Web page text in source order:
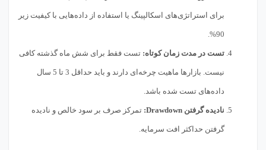
برای استراتژی‌های اسکالپینگ یا استفاده از داده‌هایی با کیفیت زیر
90%.
تست در مدت زمان کوتاه: تست فقط برای شش ماه گذشته کافی
نیست. بازارها ماهیت چرخه‌ای دارند و باید حداقل 3 تا 5 سال
داده‌های تست شده باشد.
نادیده گرفتن Drawdown: تمرکز صرف بر سود خالص و نادیده
گرفتن حداکثر افت سرمایه.